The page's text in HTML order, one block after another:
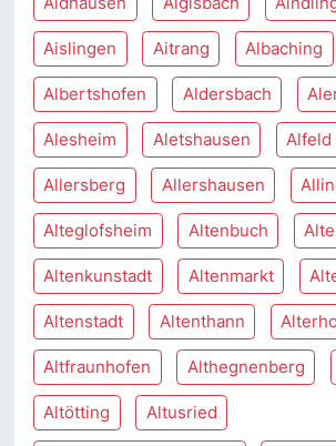
Aislingen Aitrang Albaching
Albertshofen Aldersbach
Alesheim Aletshausen Alfeld
Allersberg Allershausen
Alteglofsheim Altenbuch
Altenkunstadt Altenmarkt
Altenstadt Altenthann
Altfraunhofen Althegnenberg
Altötting Altusried